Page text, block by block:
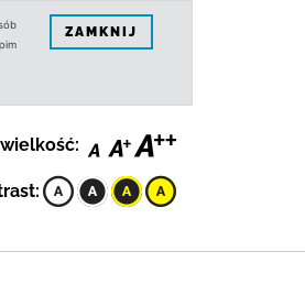
ZAMKNIJ
wielkość: